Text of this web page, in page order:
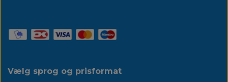
Vælg sprog og prisformat